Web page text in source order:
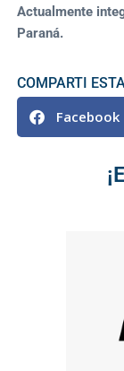
Actualmente
Paraná.
COMPARTI
Facebook